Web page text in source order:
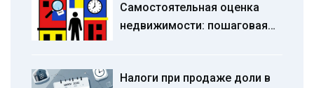
Самостоятельная оценка
недвижимости: пошаговая
риски
Налоги при продаже доли в